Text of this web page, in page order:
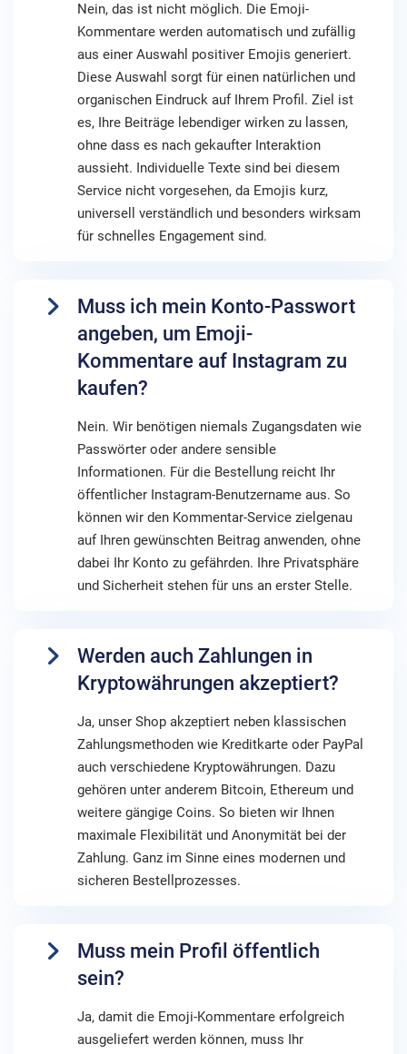
Nein, das ist nicht möglich. Die Emoji-
Kommentare werden automatisch und zufällig
aus einer Auswahl positiver Emojis generiert.
Diese Auswahl sorgt für einen natürlichen und
organischen Eindruck auf Ihrem Profil. Ziel ist
es, Ihre Beiträge lebendiger wirken zu lassen,
ohne dass es nach gekaufter Interaktion
aussieht. Individuelle Texte sind bei diesem
Service nicht vorgesehen, da Emojis kurz,
universell verständlich und besonders wirksam
für schnelles Engagement sind.
Muss ich mein Konto-Passwort
angeben, um Emoji-
Kommentare auf Instagram zu
kaufen?
Nein. Wir benötigen niemals Zugangsdaten wie
Passwörter oder andere sensible
Informationen. Für die Bestellung reicht Ihr
öffentlicher Instagram-Benutzername aus. So
können wir den Kommentar-Service zielgenau
auf Ihren gewünschten Beitrag anwenden, ohne
dabei Ihr Konto zu gefährden. Ihre Privatsphäre
und Sicherheit stehen für uns an erster Stelle.
Werden auch Zahlungen in
Kryptowährungen akzeptiert?
Ja, unser Shop akzeptiert neben klassischen
Zahlungsmethoden wie Kreditkarte oder PayPal
auch verschiedene Kryptowährungen. Dazu
gehören unter anderem Bitcoin, Ethereum und
weitere gängige Coins. So bieten wir Ihnen
maximale Flexibilität und Anonymität bei der
Zahlung. Ganz im Sinne eines modernen und
sicheren Bestellprozesses.
Muss mein Profil öffentlich
sein?
Ja, damit die Emoji-Kommentare erfolgreich
ausgeliefert werden können, muss Ihr